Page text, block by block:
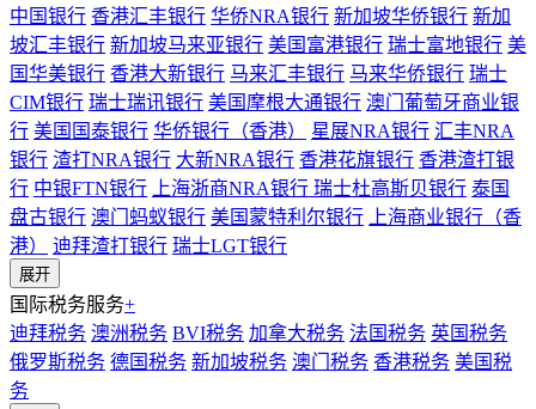
中国银行 香港汇丰银行 华侨NRA银行 新加坡华侨银行 新加
坡汇丰银行 新加坡马来亚银行 美国富港银行 瑞士富地银行 美
国华美银行 香港大新银行 马来汇丰银行 马来华侨银行 瑞士
CIM银行 瑞士瑞讯银行 美国摩根大通银行 澳门葡萄牙商业银
行 美国国泰银行 华侨银行（香港） 星展NRA银行 汇丰NRA
银行 渣打NRA银行 大新NRA银行 香港花旗银行 香港渣打银
行 中银FTN银行 上海浙商NRA银行 瑞士杜高斯贝银行 泰国
盘古银行 澳门蚂蚁银行 美国蒙特利尔银行
上海商业银行（香
港）
迪拜渣打银行 瑞士LGT银行
展开
国际税务服务+
迪拜税务 澳洲税务 BVI税务 加拿大税务 法国税务 英国税务
俄罗斯税务 德国税务 新加坡税务 澳门税务 香港税务 美国税
务